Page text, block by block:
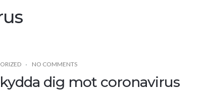
NO COMMENTS
dig mot coronavirus